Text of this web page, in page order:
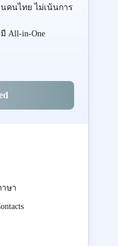
คนไทย ไม่เน้นการ
All-in-One
าษา